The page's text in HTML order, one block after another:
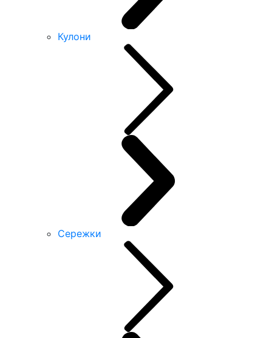
Кулони
Сережки